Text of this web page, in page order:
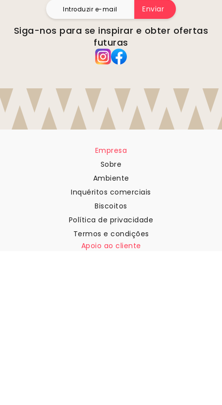
Enviar
Siga-nos para se inspirar e obter ofertas
futuras
Empresa
Sobre
Ambiente
Inquéritos comerciais
Biscoitos
Política de privacidade
Termos e condições
Apoio ao cliente